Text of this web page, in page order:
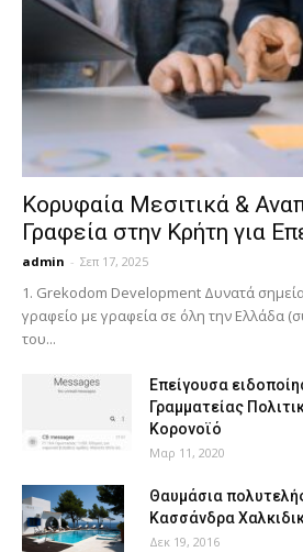
Κορυφαία Μεσιτικά &
Γραφεία στην Κρήτη για
admin - Σεπ 17, 2025
1. Grekodom Development Δυνατά
γραφείο με γραφεία σε όλη την Ελλάδα
του...
Επείγουσα
Γραμματείας
Κορονοϊό
Μαρ 11, 2020
Θαυμάσια
Κασσάνδρα
Δεκ 19, 2016